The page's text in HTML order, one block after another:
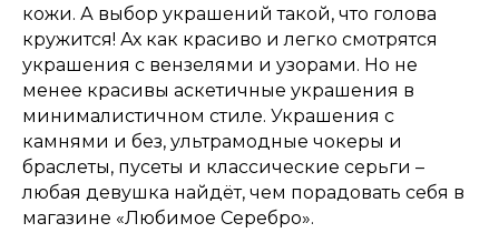
кожи. А выбор украшений такой, что голова
кружится! Ах как красиво и легко смотрятся
украшения с вензелями и узорами. Но не
менее красивы аскетичные украшения в
минималистичном стиле. Украшения с
камнями и без, ультрамодные чокеры и
браслеты, пусеты и классические серьги –
любая девушка найдёт, чем порадовать себя в
магазине «Любимое Серебро».